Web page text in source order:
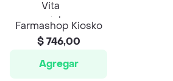
Farmashop Kiosko
$ 746,00
Agregar